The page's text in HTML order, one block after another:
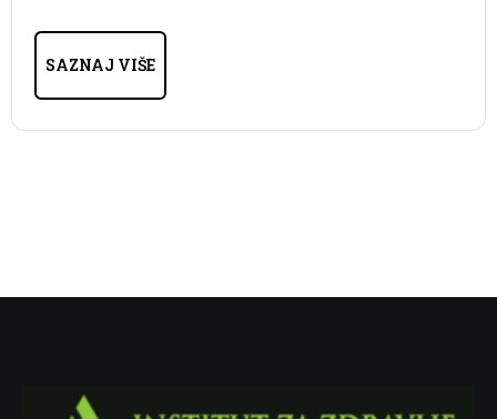
SAZNAJ VIŠE